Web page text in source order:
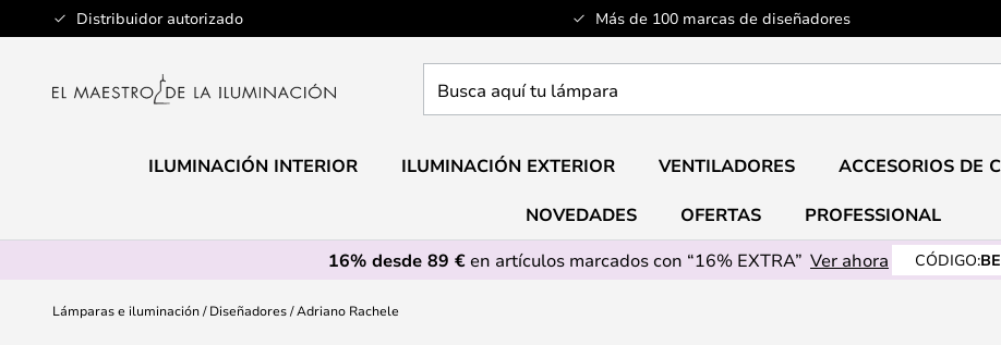
Distribuidor autorizado Más de 100 marcas de diseñadores
Ir
al
aquí
lámpara
ILUMINACIÓN INTERIOR ILUMINACIÓN EXTERIOR VENTILADORES ACCESORIOS DE
NOVEDADES OFERTAS
PROFESSIONAL
16% desde 89 €en artículos marcados con “16% EXTRA” Ver ahora CÓDIGO:
Lámparas e iluminación Diseñadores Adriano Rachele